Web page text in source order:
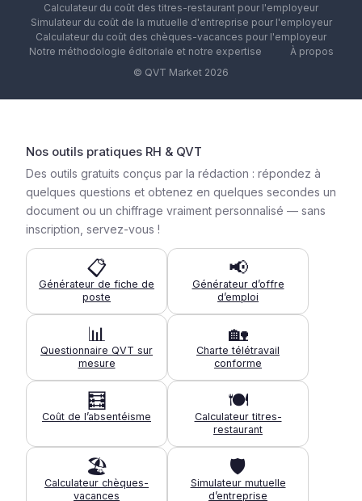
Calculateur du coût des titres-restaurant pour l'employeur
Simulateur du coût de la mutuelle d'entreprise pour l'employeur
Calculateur du coût des chèques-vacances pour l'employeur
Notre méthodologie éditoriale et notre expertise
À propos
© QVT Market 2026
Nos outils pratiques RH & QVT
Des outils gratuits conçus par la rédaction : répondez à
quelques questions et obtenez en quelques secondes un
document ou un chiffrage vraiment personnalisé — sans
inscription, servez-vous !
📋
Générateur de fiche de
poste
📢
Générateur d’offre
d’emploi
📊
Questionnaire QVT sur
mesure
🏡
Charte télétravail
conforme
🧮
Coût de l’absentéisme
🍽️
Calculateur titres-
restaurant
🏖️
Calculateur chèques-
vacances
🛡️
Simulateur mutuelle
d’entreprise